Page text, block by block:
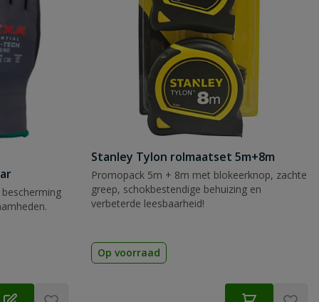
Stanley Tylon rolmaatset 5m+8m
Promopack 5m + 8m met blokeerknop, zachte
greep, schokbestendige behuizing en
verbeterde leesbaarheid!
Op voorraad